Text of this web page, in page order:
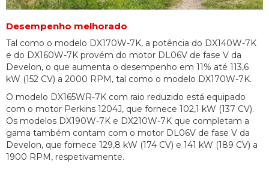
Desempenho melhorado
Tal como o modelo DX170W-7K, a potência do DX140W-7K
e do DX160W-7K provém do motor DL06V de fase V da
Develon, o que aumenta o desempenho em 11% até 113,6
kW (152 CV) a 2000 RPM, tal como o modelo DX170W-7K.
O modelo DX165WR-7K com raio reduzido está equipado
com o motor Perkins 1204J, que fornece 102,1 kW (137 CV).
Os modelos DX190W-7K e DX210W-7K que completam a
gama também contam com o motor DL06V de fase V da
Develon, que fornece 129,8 kW (174 CV) e 141 kW (189 CV) a
1900 RPM, respetivamente.